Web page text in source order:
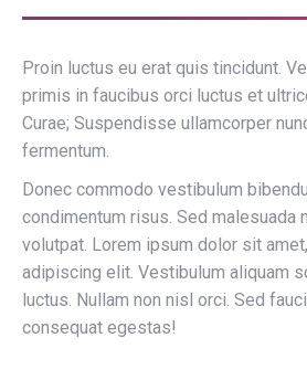
Proin luctus eu erat quis tincidunt.
primis in faucibus orci luctus et
Curae; Suspendisse ullamcorper
fermentum.
Donec commodo vestibulum
condimentum risus. Sed malesuada
volutpat. Lorem ipsum dolor sit
adipiscing elit. Vestibulum aliquam
luctus. Nullam non nisl orci. Sed
consequat egestas!